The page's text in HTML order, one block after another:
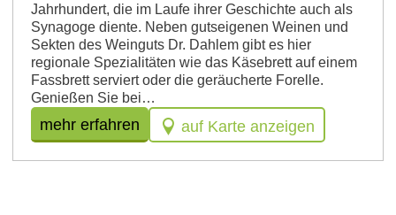
Jahrhundert, die im Laufe ihrer Geschichte auch als
Synagoge diente. Neben gutseigenen Weinen und
Sekten des Weinguts Dr. Dahlem gibt es hier
regionale Spezialitäten wie das Käsebrett auf einem
Fassbrett serviert oder die geräucherte Forelle.
Genießen Sie bei…
mehr erfahren auf Karte anzeigen